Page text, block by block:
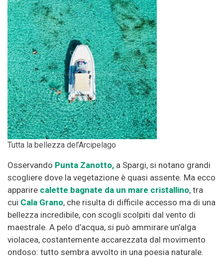
Tutta la bellezza del’Arcipelago
Osservando Punta Zanotto, a Spargi, si notano grandi
scogliere dove la vegetazione è quasi assente. Ma ecco
apparire calette bagnate da un mare cristallino, tra
cui Cala Grano, che risulta di difficile accesso ma di una
bellezza incredibile, con scogli scolpiti dal vento di
maestrale. A pelo d’acqua, si può ammirare un’alga
violacea, costantemente accarezzata dal movimento
ondoso: tutto sembra avvolto in una poesia naturale.